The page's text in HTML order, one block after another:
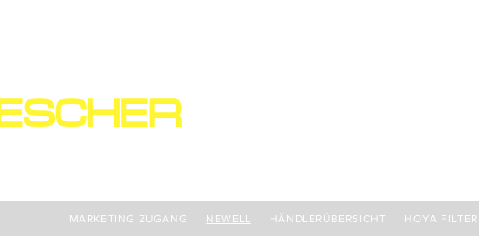
ESCHER
MARKETING ZUGANG NEWELL HÄNDLERÜBERSICHT HOYA FILTER